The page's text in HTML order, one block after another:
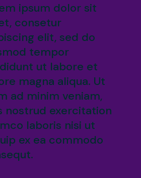
ipsum dolor sit
consetur
elit, sed do
tempor
ut labore et
magna aliqua. Ut
ad minim veniam,
nostrud exercitation
laboris nisi ut
ex ea commodo